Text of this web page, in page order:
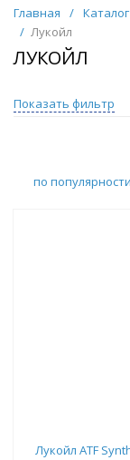
Главная / Каталог
/ Лукойл
ЛУКОЙЛ
Показать фильтр
по популярности
Лукойл ATF